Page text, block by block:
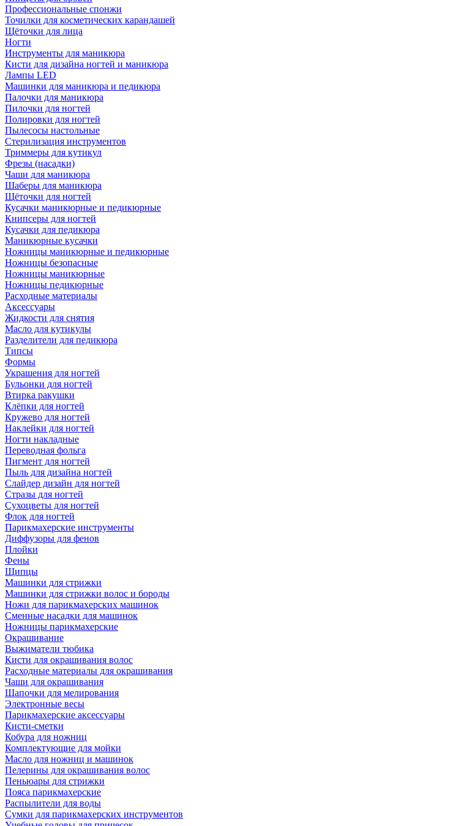
Профессиональные спонжи
Точилки для косметических карандашей
Щёточки для лица
Ногти
Инструменты для маникюра
Кисти для дизайна ногтей и маникюра
Лампы LED
Машинки для маникюра и педикюра
Палочки для маникюра
Пилочки для ногтей
Полировки для ногтей
Пылесосы настольные
Стерилизация инструментов
Триммеры для кутикул
Фрезы (насадки)
Чаши для маникюра
Шаберы для маникюра
Щёточки для ногтей
Кусачки маникюрные и педикюрные
Книпсеры для ногтей
Кусачки для педикюра
Маникюрные кусачки
Ножницы маникюрные и педикюрные
Ножницы безопасные
Ножницы маникюрные
Ножницы педикюрные
Расходные материалы
Аксессуары
Жидкости для снятия
Масло для кутикулы
Разделители для педикюра
Типсы
Формы
Украшения для ногтей
Бульонки для ногтей
Втирка ракушки
Клёпки для ногтей
Кружево для ногтей
Наклейки для ногтей
Ногти накладные
Переводная фольга
Пигмент для ногтей
Пыль для дизайна ногтей
Слайдер дизайн для ногтей
Стразы для ногтей
Сухоцветы для ногтей
Флок для ногтей
Парикмахерские инструменты
Диффузоры для фенов
Плойки
Фены
Щипцы
Машинки для стрижки
Машинки для стрижки волос и бороды
Ножи для парикмахерских машинок
Сменные насадки для машинок
Ножницы парикмахерские
Окрашивание
Выжиматели тюбика
Кисти для окрашивания волос
Расходные материалы для окрашивания
Чаши для окрашивания
Шапочки для мелирования
Электронные весы
Парикмахерские аксессуары
Кисти-сметки
Кобура для ножниц
Комплектующие для мойки
Масло для ножниц и машинок
Пелерины для окрашивания волос
Пеньюары для стрижки
Пояса парикмахерские
Распылители для воды
Сумки для парикмахерских инструментов